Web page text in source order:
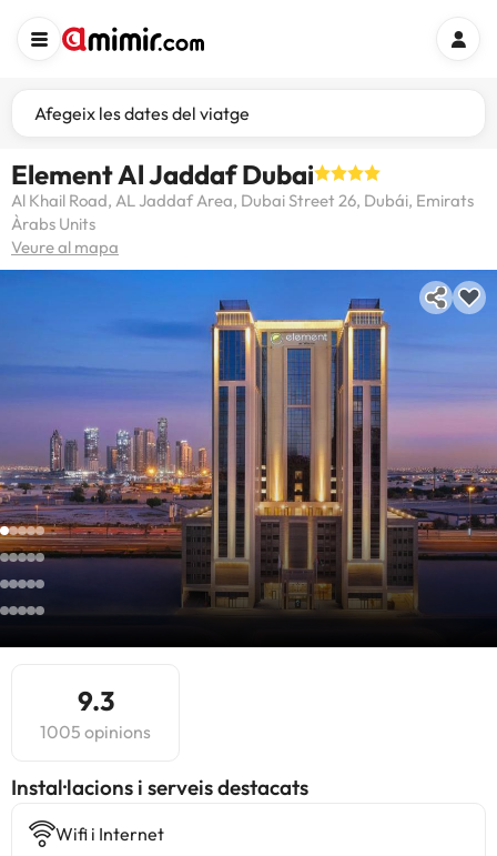
Afegeix les dates del viatge
Element Al Jaddaf Dubai
Al Khail Road, AL Jaddaf Area, Dubai Street 26, Dubái, Emirats
Àrabs Units
Veure al mapa
9.3
1005 opinions
Instal·lacions i serveis destacats
Wifi i Internet